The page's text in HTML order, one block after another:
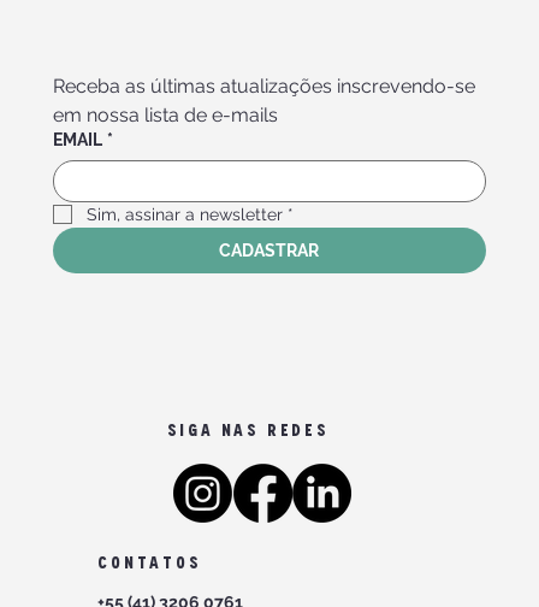
Receba as últimas atualizações inscrevendo-se
em nossa lista de e-mails
EMAIL *
Sim, assinar a newsletter *
CADASTRAR
SIGA NAS REDES
CONTATOS
+55 (41) 3206 0761